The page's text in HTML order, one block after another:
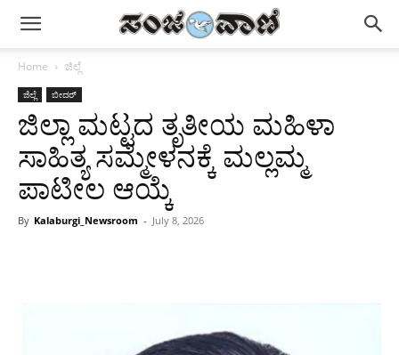
Home ಜಿಲ್ಲೆ
ಜಿಲ್ಲೆ ಬೀದರ್
ಜಿಲ್ಲಾ ಮಟ್ಟದ ತೃತೀಯ ಮಹಿಳಾ
ಸಾಹಿತ್ಯ ಸಮ್ಮೇಳನಕ್ಕೆ ಮಲ್ಲಮ್ಮ
ಪಾಟೀಲ ಆಯ್ಕೆ
By Kalaburgi_Newsroom - July 8, 2026